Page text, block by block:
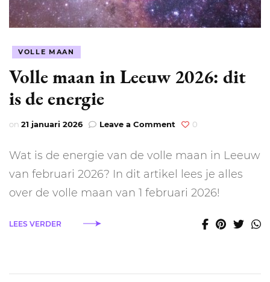
VOLLE MAAN
Volle maan in Leeuw 2026: dit
is de energie
on 21 januari 2026 Leave a Comment on
in
Leeuw
dit
energie
0
Wat is de energie van de volle maan in Leeuw
van februari 2026? In dit artikel lees je alles
over de volle maan van 1 februari 2026!
LEES VERDER